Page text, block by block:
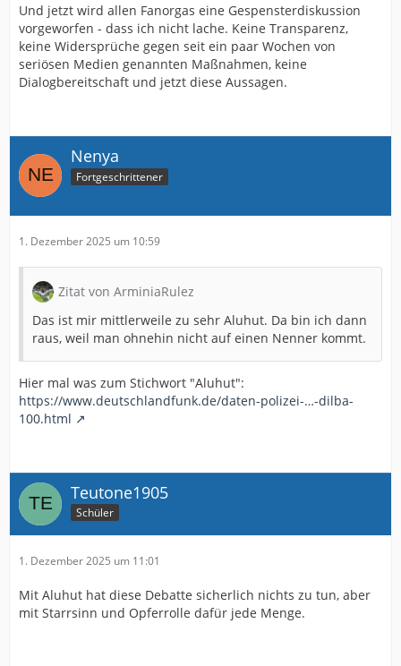
Und jetzt wird allen Fanorgas eine Gespensterdiskussion
vorgeworfen - dass ich nicht lache. Keine Transparenz,
keine Widersprüche gegen seit ein paar Wochen von
seriösen Medien genannten Maßnahmen, keine
Dialogbereitschaft und jetzt diese Aussagen.
Nenya
Fortgeschrittener
1. Dezember 2025 um 10:59
Zitat von ArminiaRulez
Das ist mir mittlerweile zu sehr Aluhut. Da bin ich dann
raus, weil man ohnehin nicht auf einen Nenner kommt.
Hier mal was zum Stichwort "Aluhut":
https://www.deutschlandfunk.de/daten-polizei-…-dilba-
100.html
Teutone1905
Schüler
1. Dezember 2025 um 11:01
Mit Aluhut hat diese Debatte sicherlich nichts zu tun, aber
mit Starrsinn und Opferrolle dafür jede Menge.